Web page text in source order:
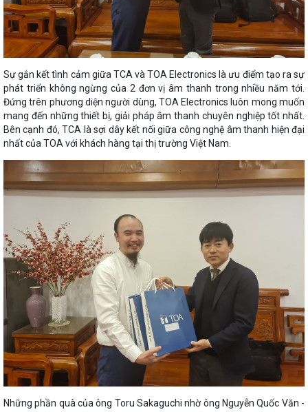
Sự gắn kết tình cảm giữa TCA và TOA Electronics là ưu điểm tạo ra sự
phát triển không ngừng của 2 đơn vị âm thanh trong nhiều năm tới.
Đứng trên phương diện người dùng, TOA Electronics luôn mong muốn
mang đến những thiết bị, giải pháp âm thanh chuyên nghiệp tốt nhất.
Bên cạnh đó, TCA là sợi dây kết nối giữa công nghệ âm thanh hiện đại
nhất của TOA với khách hàng tại thị trường Việt Nam.
Những phần quà của ông Toru Sakaguchi nhờ ông Nguyễn Quốc Văn -